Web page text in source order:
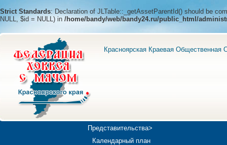
Strict Standards: Declaration of JLTable::_getAssetParentId() should be
NULL, $id = NULL) in /home/bandy/web/bandy24.ru/public_html/
Красноярская Краевая Общественная
Представительства>
Календарный план